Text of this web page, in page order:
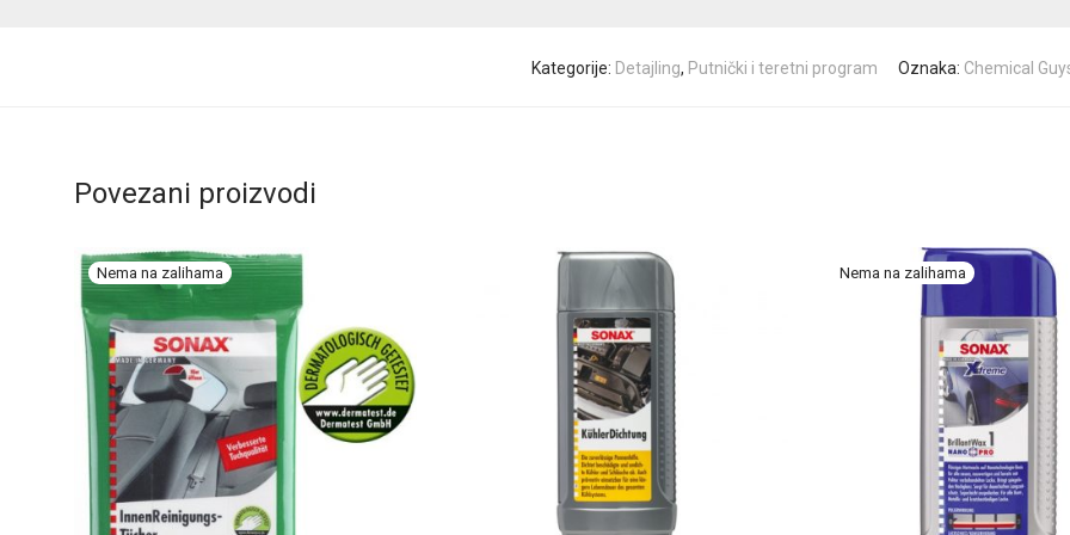
Kategorije: Detajling, Putnički i teretni program Oznaka: Chemical
Povezani proizvodi